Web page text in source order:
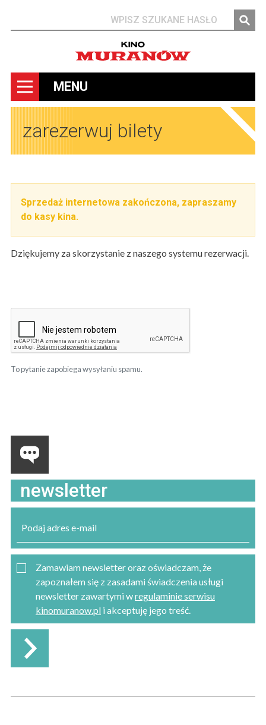
MENU
zarezerwuj bilety
Sprzedaż internetowa zakończona, zapraszamy
do kasy kina.
Dziękujemy za skorzystanie z naszego systemu rezerwacji.
To pytanie zapobiega wysyłaniu spamu.
newsletter
Zamawiam newsletter oraz oświadczam, że
zapoznałem się z zasadami świadczenia usługi
newsletter zawartymi wregulaminie serwisu
kinomuranow.pl i akceptuję jego treść.